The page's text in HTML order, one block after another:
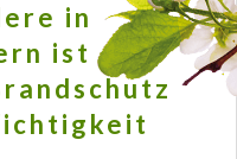
in
ist ein